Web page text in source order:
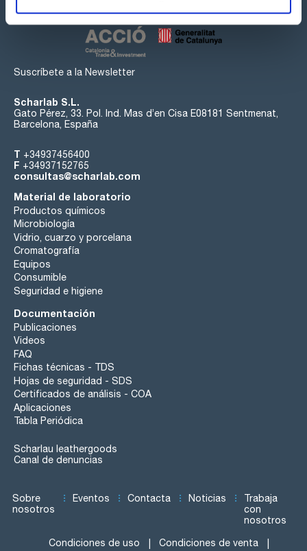
Suscríbete a la Newsletter
Scharlab S.L.
Gato Pérez, 33. Pol. Ind. Mas d’en Cisa E08181 Sentmenat,
Barcelona, España
T +34937456400
F +34937152765
consultas@scharlab.com
Material de laboratorio
Productos químicos
Microbiología
Vidrio, cuarzo y porcelana
Cromatografía
Equipos
Consumible
Seguridad e higiene
Documentación
Publicaciones
Videos
FAQ
Fichas técnicas - TDS
Hojas de seguridad - SDS
Certificados de análisis - COA
Aplicaciones
Tabla Periódica
Scharlau leathergoods
Canal de denuncias
Sobre
nosotros
Eventos Contacta Noticias
Trabaja
con
nosotros
Condiciones de uso Condiciones de venta